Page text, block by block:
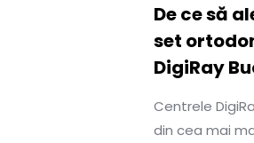
De ce să
set
DigiRay
Centrele
din cea mai